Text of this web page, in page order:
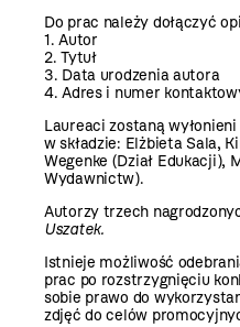
Do prac należy dołączyć
1. Autor
2. Tytuł
3. Data urodzenia autora
4. Adres i numer
Laureaci zostaną
w składzie: Elżbieta Sala,
Wegenke (Dział Edukacji),
Wydawnictw).
Autorzy trzech
Uszatek.
Istnieje możliwość
prac po rozstrzygnięciu
sobie prawo do
zdjęć do celów